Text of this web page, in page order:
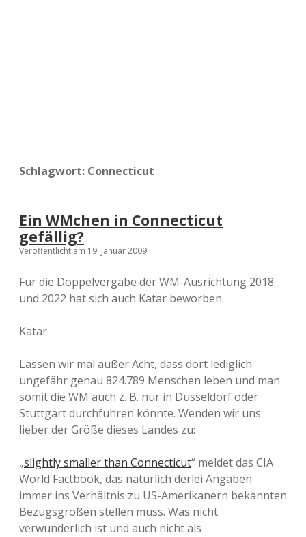
Schlagwort: Connecticut
Ein WMchen in Connecticut
gefällig?
Veröffentlicht am 19. Januar 2009
Für die Doppelvergabe der WM-Ausrichtung 2018
und 2022 hat sich auch Katar beworben.
Katar.
Lassen wir mal außer Acht, dass dort lediglich
ungefähr genau 824.789 Menschen leben und man
somit die WM auch z. B. nur in Düsseldorf oder
Stuttgart durchführen könnte. Wenden wir uns
lieber der Größe dieses Landes zu:
„slightly smaller than Connecticut“ meldet das CIA
World Factbook, das natürlich derlei Angaben
immer ins Verhältnis zu US-Amerikanern bekannten
Bezugsgrößen stellen muss. Was nicht
verwunderlich ist und auch nicht als